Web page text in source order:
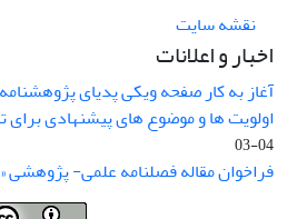
نقشه سایت
اخبار و اعلانات
آغاز به کار صفحه ویکی پدیای
اولویت ها و موضوع های پیشنهادی برای
04-03
فراخوان مقاله فصلنامه علمی- پژوهشی